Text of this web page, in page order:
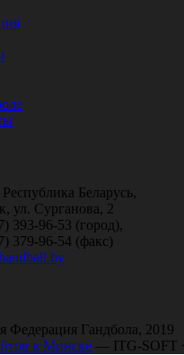
Беларусь,
ул. Сурганова, 2
393-96-53 (город),
379-96-54 (факс)
Федерация Гандбола, 2019
в Минске — ITG-SOFT